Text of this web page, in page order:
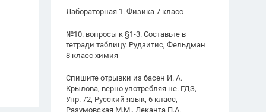
Лабораторная 1. Физика 7 класс
№10. вопросы к §1-3. Составьте в
тетради таблицу. Рудзитис, Фельдман
8 класс химия
Спишите отрывки из басен И. А.
Крылова, верно употребляя не. ГДЗ,
Упр. 72, Русский язык, 6 класс,
Разумовская М.М., Леканта П.А.